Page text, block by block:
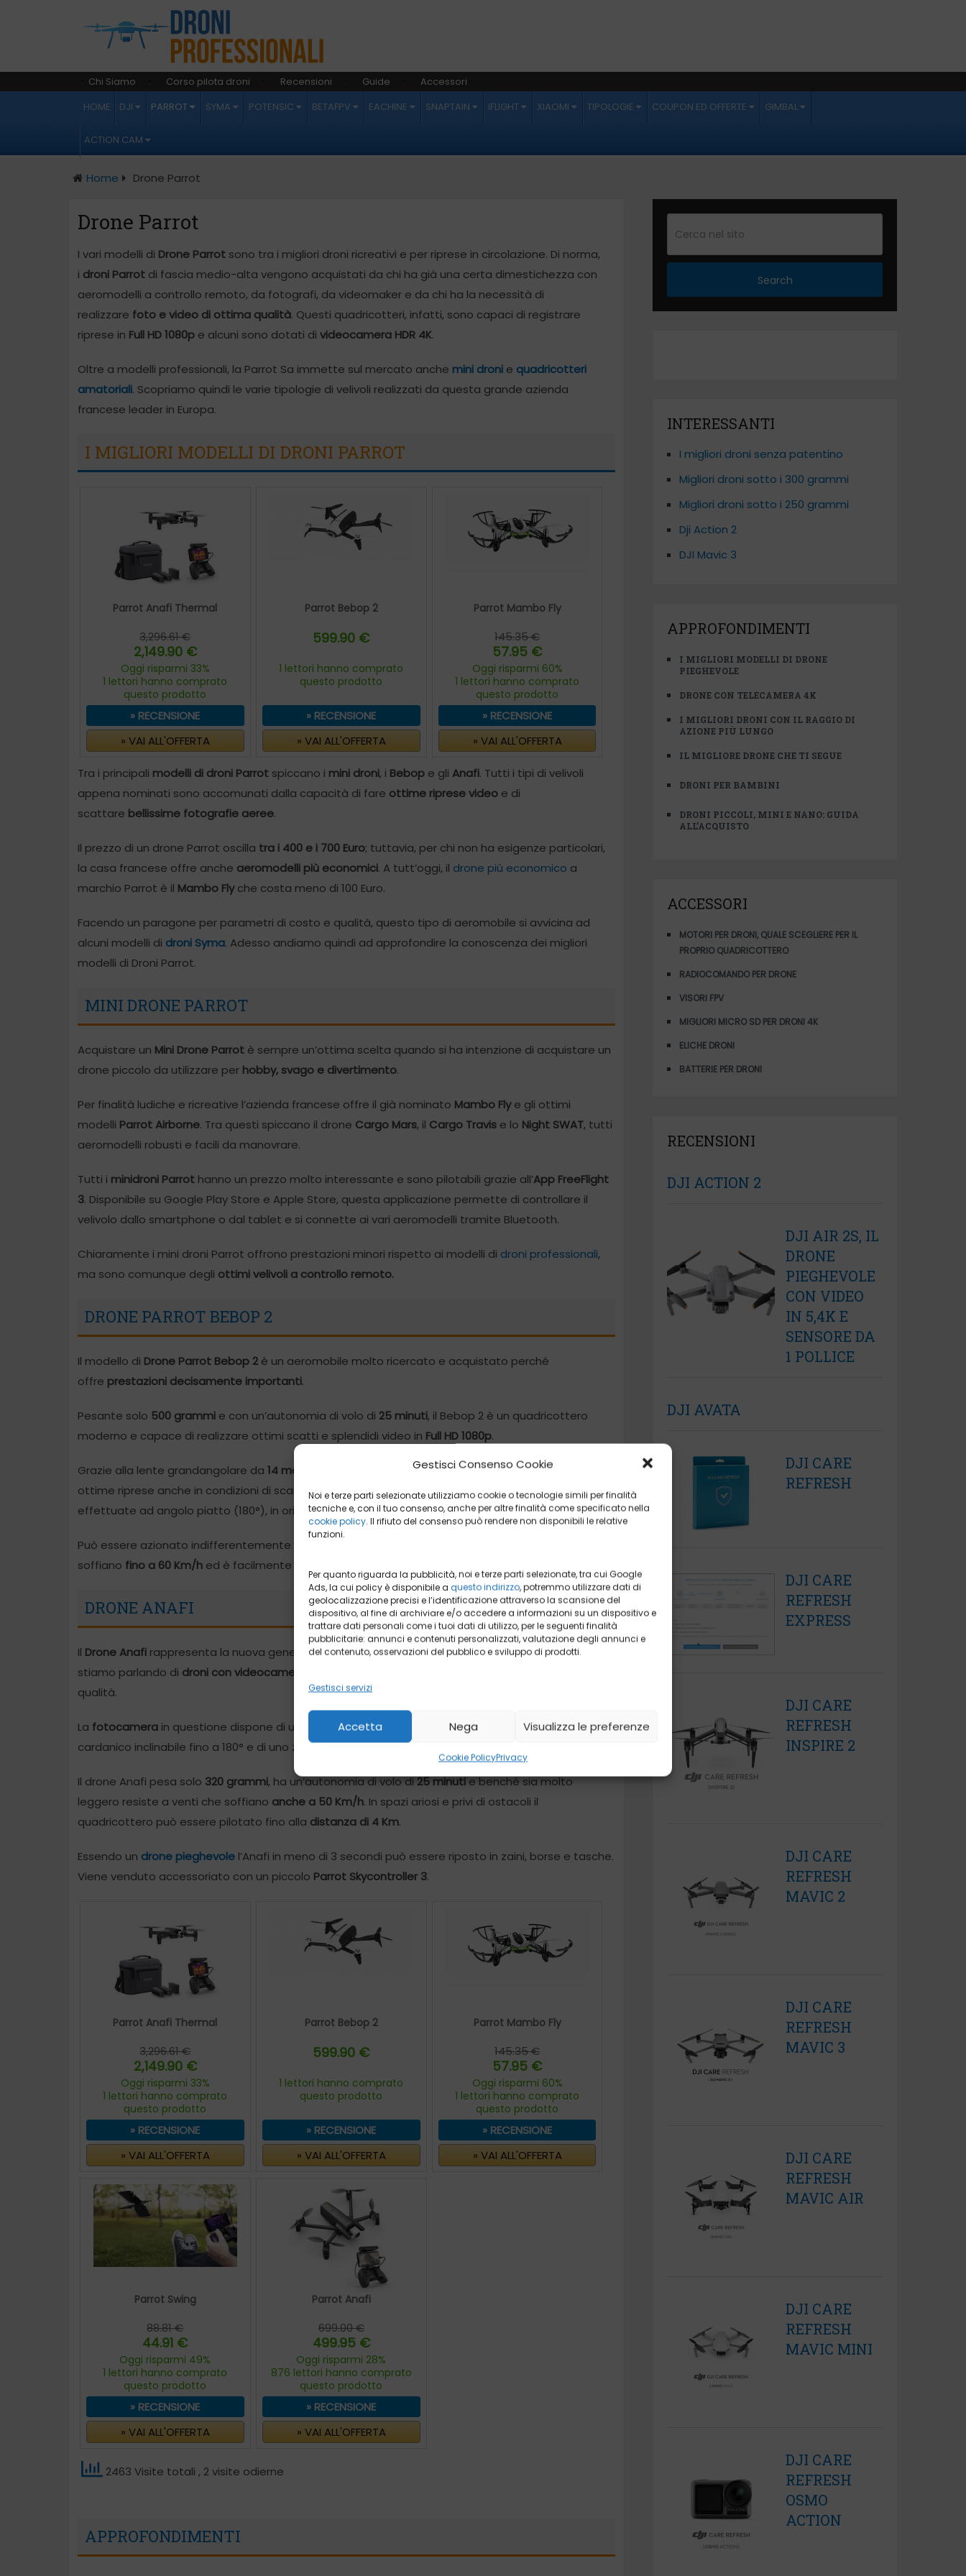
Gestisci Consenso Cookie
Noi e terze parti selezionate utilizziamo cookie o tecnologie simili per finalità
tecniche e, con il tuo consenso, anche per altre finalità come specificato nella
cookie policy. Il rifiuto del consenso può rendere non disponibili le relative
funzioni.
Per quanto riguarda la pubblicità, noi e terze parti selezionate, tra cui Google
Ads, la cui policy è disponibile a questo indirizzo, potremmo utilizzare dati di
geolocalizzazione precisi e l’identificazione attraverso la scansione del
dispositivo, al fine di archiviare e/o accedere a informazioni su un dispositivo e
trattare dati personali come i tuoi dati di utilizzo, per le seguenti finalità
pubblicitarie: annunci e contenuti personalizzati, valutazione degli annunci e
del contenuto, osservazioni del pubblico e sviluppo di prodotti.
Gestisci servizi
Accetta Nega Visualizza le preferenze
Cookie PolicyPrivacy
Chi Siamo Corso pilota droni Recensioni Guide
Accessori
HOME
DJI PARROT SYMA POTENSIC BETAFPV EACHINE SNAPTAIN IFLIGHT XIAOMI TIPOLOGIE COUPON ED OFFERTE GIMBAL
ACTION CAM
Home Drone Parrot
Drone Parrot
I vari modelli di Drone Parrotsono tra i migliori droni ricreativi e per riprese in circolazione. Di norma,
i droni Parrotdi fascia medio-alta vengono acquistati da chi ha già una certa dimestichezza con
aeromodelli a controllo remoto, da fotografi, da videomaker e da chi ha la necessità di
realizzare foto e video di ottima qualità. Questi quadricotteri, infatti, sono capaci di registrare
riprese in Full HD 1080pe alcuni sono dotati di videocamera HDR 4K.
Oltre a modelli professionali, la Parrot Sa immette sul mercato anche mini dronie quadricotteri
amatoriali. Scopriamo quindi le varie tipologie di velivoli realizzati da questa grande azienda
francese leader in Europa.
I MIGLIORI MODELLI DI DRONI PARROT
Parrot Anafi Thermal
3,296.61 €
2,149.90 €
Oggi risparmi 33%
1 lettori hanno comprato
questo prodotto
» RECENSIONE
» VAI ALL'OFFERTA
Parrot Bebop 2
599.90 €
1 lettori hanno comprato
questo prodotto
» RECENSIONE
» VAI ALL'OFFERTA
Parrot Mambo Fly
145.35 €
57.95 €
Oggi risparmi 60%
1 lettori hanno comprato
questo prodotto
» RECENSIONE
» VAI ALL'OFFERTA
Tra i principali modelli di droni Parrotspiccano i mini droni, i Bebope gli Anafi. Tutti i tipi di velivoli
appena nominati sono accomunati dalla capacità di fare ottime riprese videoe di
scattare bellissime fotografie aeree.
Il prezzo di un drone Parrot oscilla tra i 400 e i 700 Euro; tuttavia, per chi non ha esigenze particolari,
la casa francese offre anche aeromodelli più economici. A tutt’oggi, il drone più economico a
marchio Parrot è il Mambo Flyche costa meno di 100 Euro.
Facendo un paragone per parametri di costo e qualità, questo tipo di aeromobile si avvicina ad
alcuni modelli di droni Syma. Adesso andiamo quindi ad approfondire la conoscenza dei migliori
modelli di Droni Parrot.
MINI DRONE PARROT
Acquistare un Mini Drone Parrotè sempre un’ottima scelta quando si ha intenzione di acquistare un
drone piccolo da utilizzare per hobby, svago e divertimento.
Per finalità ludiche e ricreative l’azienda francese offre il già nominato Mambo Flye gli ottimi
modelli Parrot Airborne. Tra questi spiccano il drone Cargo Mars, il Cargo Travise lo Night SWAT, tutti
aeromodelli robusti e facili da manovrare.
Tutti i minidroni Parrothanno un prezzo molto interessante e sono pilotabili grazie all’App FreeFlight
3. Disponibile su Google Play Store e Apple Store, questa applicazione permette di controllare il
velivolo dallo smartphone o dal tablet e si connette ai vari aeromodelli tramite Bluetooth.
Chiaramente i mini droni Parrot offrono prestazioni minori rispetto ai modelli di droni professionali,
ma sono comunque degli ottimi velivoli a controllo remoto.
DRONE PARROT BEBOP 2
Il modello di Drone Parrot Bebop 2è un aeromobile molto ricercato e acquistato perché
offre prestazioni decisamente importanti.
Pesante solo 500 grammie con un’autonomia di volo di 25 minuti, il Bebop 2 è un quadricottero
moderno e capace di realizzare ottimi scatti e splendidi video in Full HD 1080p.
Grazie alla lente grandangolare da 14 megapixel
questo modello di velivolo è capace di realizzare
ottime riprese anche in condizioni di scarsa luce. A tale proposito le riprese possono essere
effettuate ad angolo piatto (180°), in orizzontale e anche in verticale.
Può essere azionato indifferentemente in ambienti indoor e outdoor, resiste a venti che
soffiano fino a 60 Km/hed è facilmente trasportabile.
DRONE ANAFI
Il Drone Anafirappresenta la nuova generazione di aeromobili a marchio Parrot. In particolare
stiamo parlando di droni con videocamera HDR 4K
qualità.
La fotocamerain questione dispone di un obiettivo asferico grandangolare, di uno speciale giunto
cardanico inclinabile fino a 180° e di uno zoom capace di arrivare fino a 2.8X.
Il drone Anafi pesa solo 320 grammi, ha un’autonomia di volo di25 minutie benché sia molto
leggero resiste a venti che soffiano anche a 50 Km/h. In spazi ariosi e privi di ostacoli il
quadricottero può essere pilotato fino alla distanza di 4 Km.
Essendo un drone pieghevolel’Anafi in meno di 3 secondi può essere riposto in zaini, borse e tasche.
Viene venduto accessoriato con un piccolo Parrot Skycontroller 3.
Parrot Anafi Thermal
3,296.61 €
2,149.90 €
Oggi risparmi 33%
1 lettori hanno comprato
questo prodotto
» RECENSIONE
» VAI ALL'OFFERTA
Parrot Bebop 2
599.90 €
1 lettori hanno comprato
questo prodotto
» RECENSIONE
» VAI ALL'OFFERTA
Parrot Mambo Fly
145.35 €
57.95 €
Oggi risparmi 60%
1 lettori hanno comprato
questo prodotto
» RECENSIONE
» VAI ALL'OFFERTA
Parrot Swing
88.81 €
44.91 €
Oggi risparmi 49%
1 lettori hanno comprato
questo prodotto
» RECENSIONE
» VAI ALL'OFFERTA
Parrot Anafi
699.00 €
499.95 €
Oggi risparmi 28%
876 lettori hanno comprato
questo prodotto
» RECENSIONE
» VAI ALL'OFFERTA
2463 Visite totali , 2 visite odierne
APPROFONDIMENTI
Search
INTERESSANTI
I migliori droni senza patentino
Migliori droni sotto i 300 grammi
Migliori droni sotto i 250 grammi
Dji Action 2
DJI Mavic 3
APPROFONDIMENTI
I MIGLIORI MODELLI DI DRONE
PIEGHEVOLE
DRONE CON TELECAMERA 4K
I MIGLIORI DRONI CON IL RAGGIO DI
AZIONE PIÙ LUNGO
IL MIGLIORE DRONE CHE TI SEGUE
DRONI PER BAMBINI
DRONI PICCOLI, MINI E NANO: GUIDA
ALL’ACQUISTO
ACCESSORI
MOTORI PER DRONI, QUALE SCEGLIERE PER IL
PROPRIO QUADRICOTTERO
RADIOCOMANDO PER DRONE
VISORI FPV
MIGLIORI MICRO SD PER DRONI 4K
ELICHE DRONI
BATTERIE PER DRONI
RECENSIONI
DJI ACTION 2
DJI AIR 2S, IL
DRONE
PIEGHEVOLE
CON VIDEO
IN 5,4K E
SENSORE DA
1 POLLICE
DJI AVATA
DJI CARE
REFRESH
DJI CARE
REFRESH
EXPRESS
DJI CARE
REFRESH
INSPIRE 2
DJI CARE
REFRESH
MAVIC 2
DJI CARE
REFRESH
MAVIC 3
DJI CARE
REFRESH
MAVIC AIR
DJI CARE
REFRESH
MAVIC MINI
DJI CARE
REFRESH
OSMO
ACTION